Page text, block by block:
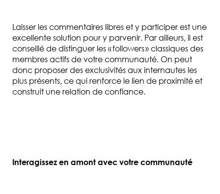
Laisser les commentaires libres et y participer est une
excellente solution pour y parvenir. Par ailleurs, il est
conseillé de distinguer les « followers » classiques des
membres actifs de votre communauté. On peut
donc proposer des exclusivités aux internautes les
plus présents, ce qui renforce le lien de proximité et
construit une relation de confiance.
Interagissez en amont avec votre communauté